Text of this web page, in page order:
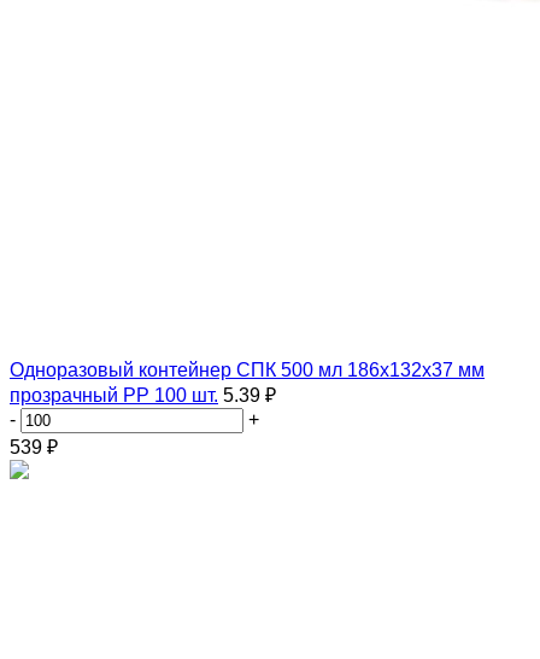
Одноразовый контейнер СПК 500 мл 186х132х37 мм
прозрачный PP 100 шт. 5.39 ₽
-
+
539 ₽